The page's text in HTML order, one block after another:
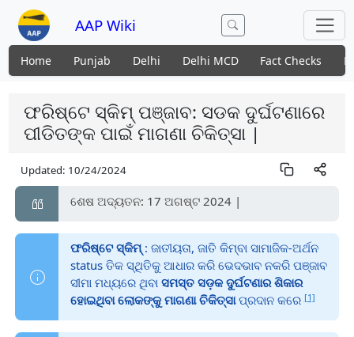
AAP Wiki
Home Punjab Delhi Delhi MCD Fact Checks
ଫରିଷ୍ଟେ ସ୍କିମ୍ ପଞ୍ଜାବ: ସଡକ ଦୁର୍ଘଟଣାରେ
ପୀଡିତଙ୍କ ପାଇଁ ମାଗଣା ଚିକିତ୍ସା |
Updated: 10/24/2024
ଶେଷ ଅଦ୍ୟତନ: 17 ଅଗଷ୍ଟ 2024 |
ଫରିଷ୍ଟେ ସ୍କିମ୍: ଜାତୀୟତା, ଜାତି କିମ୍ବା ସାମାଜିକ-ଅର୍ଥନ
status ତିକ ସ୍ଥିତିକୁ ଆଧାର କରି ଭେଦଭାବ ନକରି ପଞ୍ଜାବ
ସୀମା ମଧ୍ୟରେ ଥିବା ସମସ୍ତ ସଡ଼କ ଦୁର୍ଘଟଣାର ଶିକାର
ହୋଇଥିବା ଲୋକଙ୍କୁ ମାଗଣା ଚିକିତ୍ସାପ୍ରଦାନ କରେ[1]